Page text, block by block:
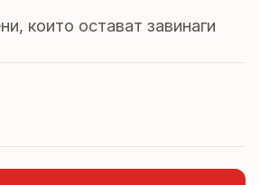
които остават завинаги